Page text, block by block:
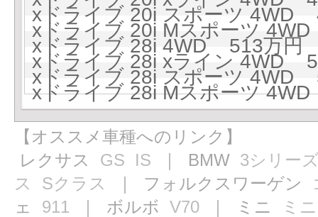
xドライブ 20i スポーツ 4WD
xドライブ 20i Mスポーツ
xドライブ 28i 4WD 513万円
xドライブ 28i xライン 4WD
xドライブ 28i スポーツ 4WD
xドライブ 28i Mスポーツ
【オススメ車種へのリンク】
レクサス GS IS ｜ BMW 3シリー
ス
Sクラス ｜ フォルクスワーゲン
ェ 911 ｜ ボルボ V70 ｜ ミニ ミニ